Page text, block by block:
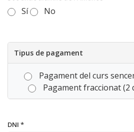
Sí No
Tipus de pagament
Pagament del curs
Pagament fraccionat (2
DNI *